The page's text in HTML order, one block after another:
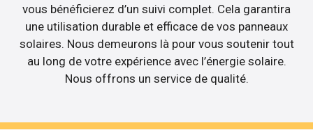
vous bénéficierez d’un suivi complet. Cela garantira
une utilisation durable et efficace de vos panneaux
solaires. Nous demeurons là pour vous soutenir tout
au long de votre expérience avec l’énergie solaire.
Nous offrons un service de qualité.